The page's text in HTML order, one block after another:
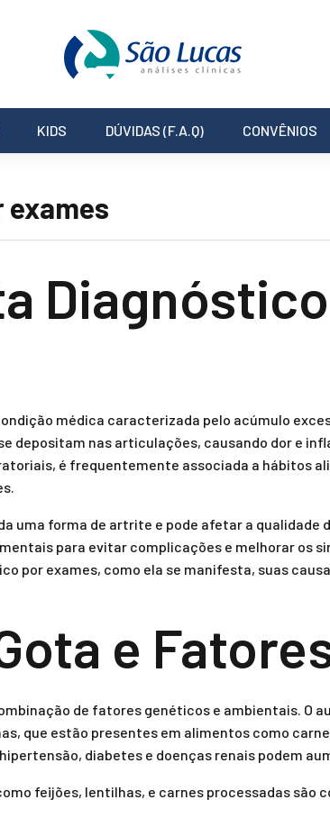
KIDS DÚVIDAS (F.A.Q) CONVÊNIOS
médica caracterizada pelo acúmulo
depositam nas articulações, causando dor e
é frequentemente associada a hábitos
uma forma de artrite e pode afetar a qualidade
para evitar complicações e melhorar os
por exames, como ela se manifesta, suas
e
de fatores genéticos e ambientais. O
que estão presentes em alimentos como
diabetes e doenças renais podem
feijões, lentilhas, e carnes processadas são